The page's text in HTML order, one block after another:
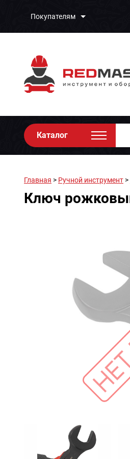
Покупателям
Каталог
Главная > Ручной инструмент >
Ключ